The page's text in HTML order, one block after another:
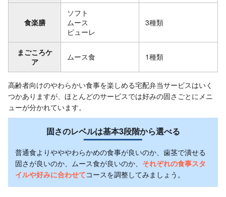
食楽膳
ソフト
ムース
ピューレ
3種類
まごころケ
ア
ムース食 1種類
高齢者向けのやわらかい食事を楽しめる宅配弁当サービスはいく
つかありますが、ほとんどのサービスでは好みの固さごとにメニ
ューが分かれています。
固さのレベルは基本3段階から選べる
普通食よりやややわらかめの食事が良いのか、歯茎で潰せる
固さが良いのか、ムース食が良いのか、 それぞれの食事スタ
イルや好みに合わせてコースを調整してみましょう。